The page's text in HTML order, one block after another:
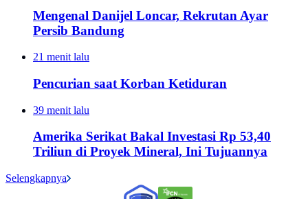
Mengenal Danijel Loncar, Rekrutan Ayar
Persib Bandung
21 menit lalu
Pencurian saat Korban Ketiduran
39 menit lalu
Amerika Serikat Bakal Investasi Rp 53,40
Triliun di Proyek Mineral, Ini Tujuannya
Selengkapnya